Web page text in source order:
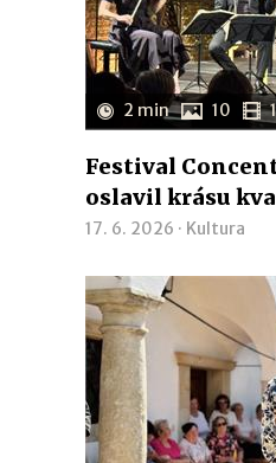
2 min 10 1
Festival
oslavil krásu
17. 6. 2026 · Kultura